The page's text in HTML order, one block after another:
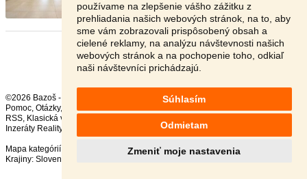
používame na zlepšenie vášho zážitku z
prehliadania našich webových stránok, na to, aby
sme vám zobrazovali prispôsobený obsah a
cielené reklamy, na analýzu návštevnosti našich
webových stránok a na pochopenie toho, odkiaľ
naši návštevníci prichádzajú.
Súhlasím
Odmietam
Zmeniť moje nastavenia
Stránka:Predošlá 1 2 Ďalšia
©2026 Bazoš -
Pomoc, Otázky, Hodnotenie
RSS,
Inzeráty Reality celkom:
, za 24 hodín:3630
Mapa kategórií
Najvyhľadávanejšie výrazy
Krajiny: Slovensko Rakúsko